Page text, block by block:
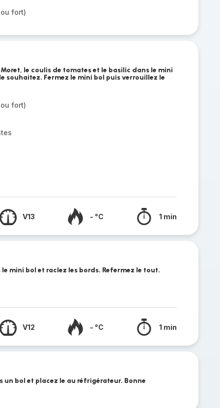
fort)
le coulis de tomates et le basilic dans le mini
souhaitez. Fermez le mini bol puis verrouillez le
fort)
V13 - °C 1 min
mini bol et raclez les bords. Refermez le tout.
V12 - °C 1 min
un bol et placez le au réfrigérateur. Bonne